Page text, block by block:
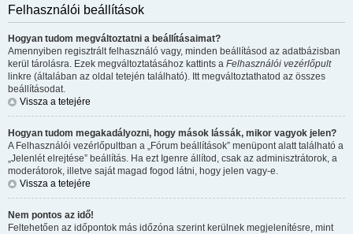
Felhasználói beállítások
Hogyan tudom megváltoztatni a beállításaimat?
Amennyiben regisztrált felhasználó vagy, minden beállításod az adatbázisban
kerül tárolásra. Ezek megváltoztatásához kattints a Felhasználói vezérlőpult
linkre (általában az oldal tetején található). Itt megváltoztathatod az összes
beállításodat.
Vissza a tetejére
Hogyan tudom megakadályozni, hogy mások lássák, mikor vagyok jelen?
A Felhasználói vezérlőpultban a „Fórum beállítások” menüpont alatt található a
„Jelenlét elrejtése” beállítás. Ha ezt Igenre állítod, csak az adminisztrátorok, a
moderátorok, illetve saját magad fogod látni, hogy jelen vagy-e.
Vissza a tetejére
Nem pontos az idő!
Feltehetően az időpontok más időzóna szerint kerülnek megjelenítésre, mint